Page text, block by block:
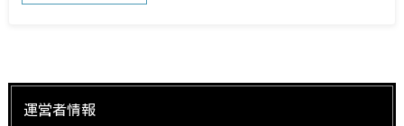
運営者情報